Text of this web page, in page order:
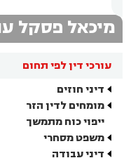
מיכאל פסקל
עורכי דין לפי תחום
דיני חוזים
מומחים לדין הזר
ייפוי כוח מתמשך
משפט מסחרי
דיני עבודה